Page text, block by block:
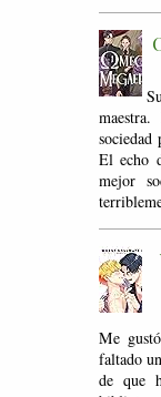
El echo
mejor
Me
faltado
de que